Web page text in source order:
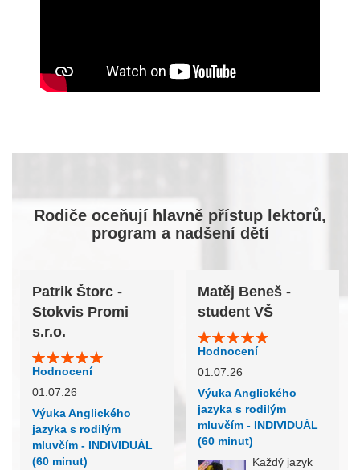
Rodiče oceňují hlavně přístup lektorů,
program a nadšení dětí
Patrik Štorc -
Stokvis Promi
s.r.o.
Hodnocení
01.07.26
Výuka Anglického
jazyka s rodilým
mluvčím - INDIVIDUÁL
(60 minut)
Matěj Beneš -
student VŠ
Hodnocení
01.07.26
Výuka Anglického
jazyka s rodilým
mluvčím - INDIVIDUÁL
(60 minut)
Každý jazyk